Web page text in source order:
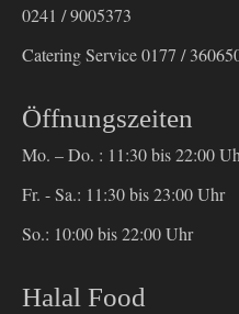
0241 / 9005373
Catering Service 0177 /
Öffnungszeiten
Mo. – Do. : 11:30 bis 22:00
Fr. - Sa.: 11:30 bis 23:00 Uhr
So.: 10:00 bis 22:00 Uhr
Halal Food